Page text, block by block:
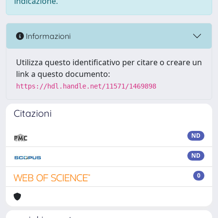
Informazioni
Utilizza questo identificativo per citare o creare un
link a questo documento:
https://hdl.handle.net/11571/1469898
Citazioni
ND
ND
0